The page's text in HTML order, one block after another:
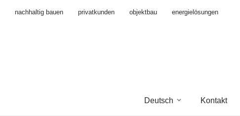
nachhaltig bauen privatkunden objektbau
energielösungen
Deutsch Kontakt